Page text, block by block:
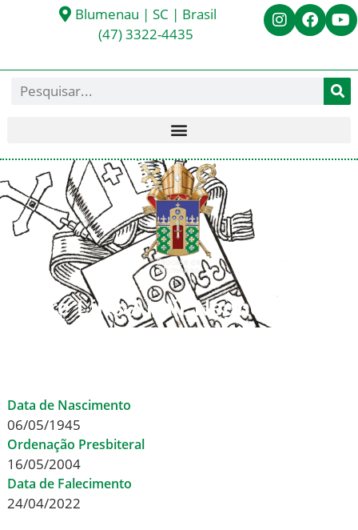
Blumenau | SC | Brasil
(47) 3322-4435
Padre Liris Almir Negherbon
Data de Nascimento
06/05/1945
Ordenação Presbiteral
16/05/2004
Data de Falecimento
24/04/2022